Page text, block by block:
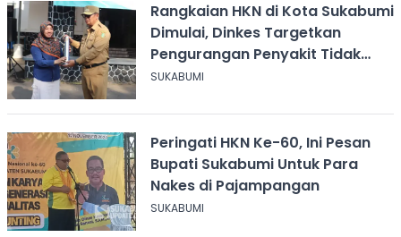
Rangkaian HKN di Kota Sukabumi
Dimulai, Dinkes Targetkan
Pengurangan Penyakit Tidak
Menular
SUKABUMI
Peringati HKN Ke-60, Ini Pesan
Bupati Sukabumi Untuk Para
Nakes di Pajampangan
SUKABUMI